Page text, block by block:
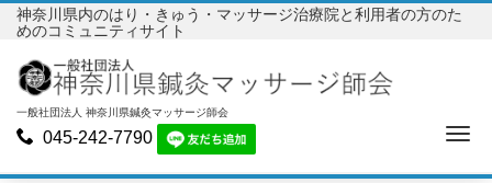
神奈川県内のはり・きゅう・マッサージ治療院と利用者の方のた
めのコミュニティサイト
一般社団法人 神奈川県鍼灸マッサージ師会
045-242-7790